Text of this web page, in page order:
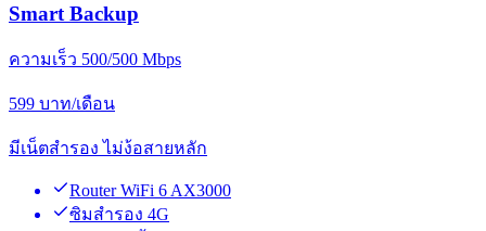
Smart Backup
ความเร็ว 500/500 Mbps
599 บาท/เดือน
มีเน็ตสำรอง ไม่ง้อสายหลัก
Router WiFi 6 AX3000
ซิมสำรอง 4G